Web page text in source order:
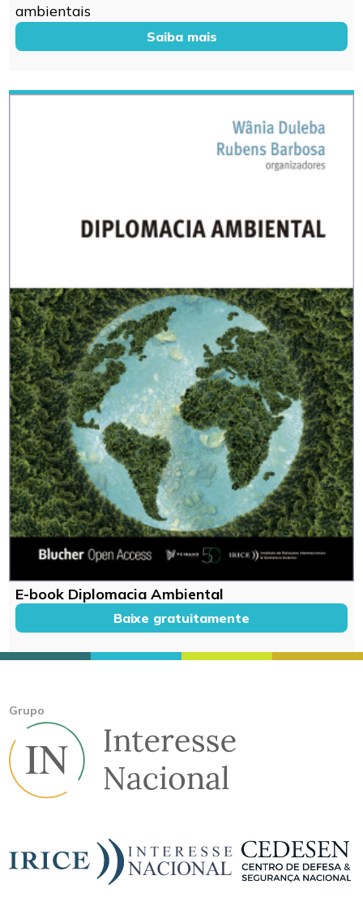
ambientais
Saiba mais
E-book Diplomacia Ambiental
Baixe gratuitamente
Grupo